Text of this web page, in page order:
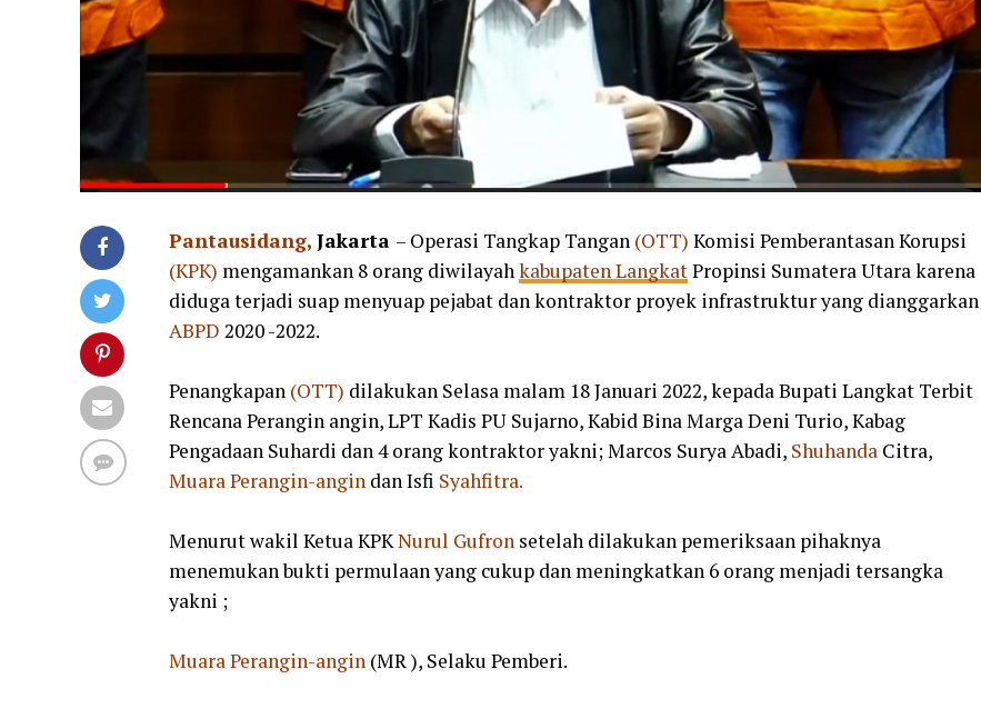
Pantausidang, Jakarta – Operasi Tangkap Tangan (OTT) Komisi Pemberantasan Korupsi
(KPK) mengamankan 8 orang diwilayahkabupaten LangkatPropinsi Sumatera Utara karena
diduga terjadi suap menyuap pejabat dan kontraktor proyek infrastruktur yang dianggarkan
ABPD 2020 -2022.
Penangkapan (OTT) dilakukan Selasa malam 18 Januari 2022, kepada Bupati Langkat Terbit
Rencana Perangin angin, LPT Kadis PU Sujarno, Kabid Bina Marga Deni Turio, Kabag
Pengadaan Suhardi dan 4 orang kontraktor yakni; Marcos Surya Abadi, Shuhanda Citra,
Muara Perangin-angin dan Isfi Syahfitra.
Menurut wakil Ketua KPKNurul Gufron setelah dilakukan pemeriksaan pihaknya
menemukan bukti permulaan yang cukup dan meningkatkan 6 orang menjadi tersangka
yakni ;
Muara Perangin-angin (MR ), Selaku Pemberi.